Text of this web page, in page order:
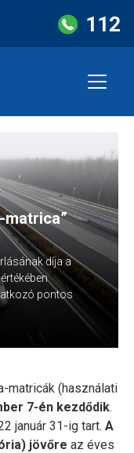
112
matrica”
díja a
pontos
matricák (használati
7-én kezdődik.
január 31-ig tart. A
jövőre az éves